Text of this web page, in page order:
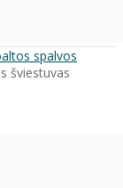
spalvos
šviestuvas